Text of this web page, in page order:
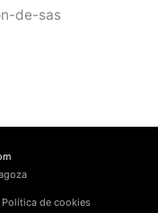
de-sas
Política de cookies